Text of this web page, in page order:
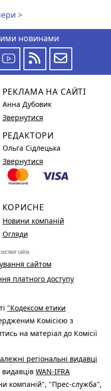
>
новинами
РЕКЛАМА НА САЙТІ
Анна Дубовик
Звернутися
РЕДАКТОРИ
Ольга Сідлецька
Звернутися
КОРИСНЕ
Новини компаній
Огляди
сайтом
платного доступу
"Кодексом етики
Комісією з
на матеріал до Комісії
регіональні видавці
видавців WAN-IFRA
компаній", "Прес-служба",